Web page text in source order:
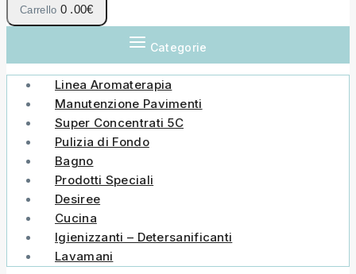
Carrello 0 .00€
Categorie
Linea Aromaterapia
Manutenzione Pavimenti
Super Concentrati 5C
Pulizia di Fondo
Bagno
Prodotti Speciali
Desiree
Cucina
Igienizzanti – Detersanificanti
Lavamani